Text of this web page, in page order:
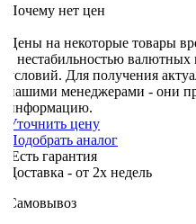
нет цен
на некоторые товары
нестабильностью валютных
Для получения
менеджерами - они
цену
аналог
гарантия
- от 2х недель